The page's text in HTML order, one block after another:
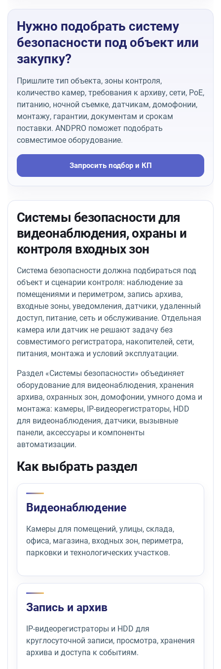
Нужно подобрать систему
безопасности под объект или
закупку?
Пришлите тип объекта, зоны контроля,
количество камер, требования к архиву, сети, PoE,
питанию, ночной съемке, датчикам, домофонии,
монтажу, гарантии, документам и срокам
поставки. ANDPRO поможет подобрать
совместимое оборудование.
Запросить подбор и КП
Системы безопасности для
видеонаблюдения, охраны и
контроля входных зон
Система безопасности должна подбираться под
объект и сценарии контроля: наблюдение за
помещениями и периметром, запись архива,
входные зоны, уведомления, датчики, удаленный
доступ, питание, сеть и обслуживание. Отдельная
камера или датчик не решают задачу без
совместимого регистратора, накопителей, сети,
питания, монтажа и условий эксплуатации.
Раздел «Системы безопасности» объединяет
оборудование для видеонаблюдения, хранения
архива, охранных зон, домофонии, умного дома и
монтажа: камеры, IP-видеорегистраторы, HDD
для видеонаблюдения, датчики, вызывные
панели, аксессуары и компоненты
автоматизации.
Как выбрать раздел
Видеонаблюдение
Камеры для помещений, улицы, склада,
офиса, магазина, входных зон, периметра,
парковки и технологических участков.
Запись и архив
IP-видеорегистраторы и HDD для
круглосуточной записи, просмотра, хранения
архива и доступа к событиям.